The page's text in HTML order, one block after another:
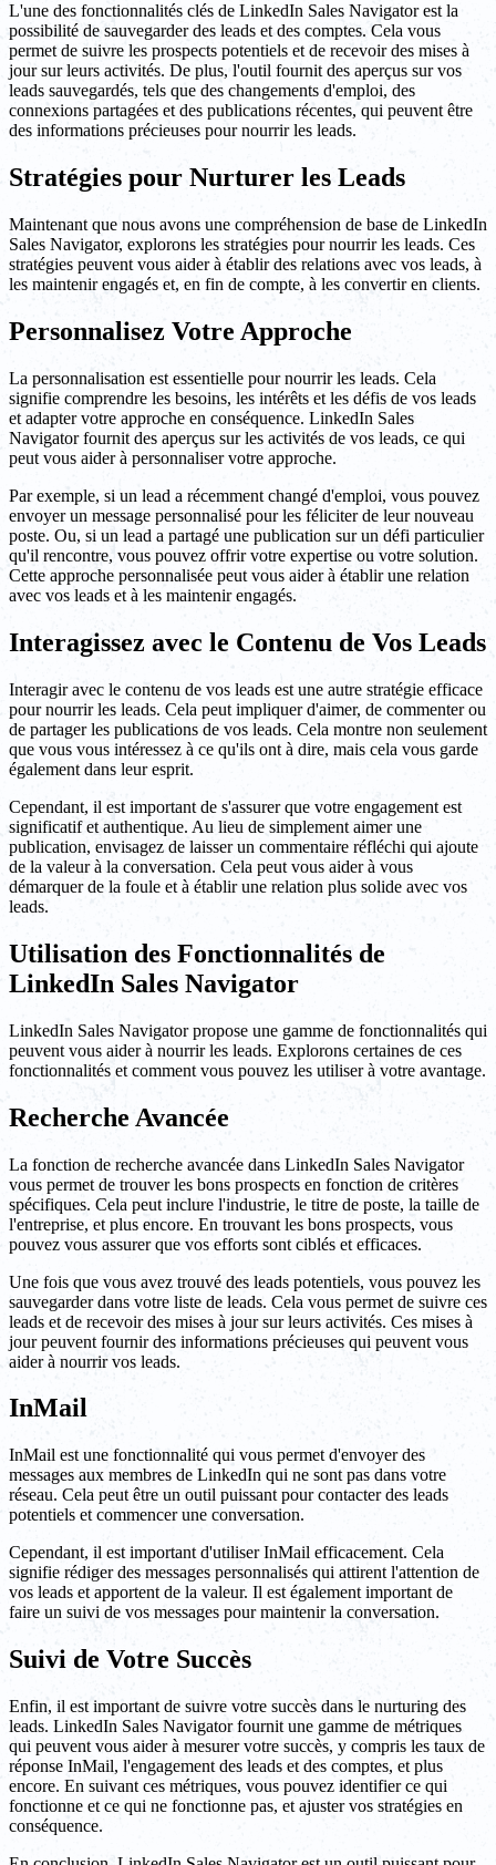
L'une des fonctionnalités clés de LinkedIn Sales Navigator est la
possibilité de sauvegarder des leads et des comptes. Cela vous
permet de suivre les prospects potentiels et de recevoir des mises à
jour sur leurs activités. De plus, l'outil fournit des aperçus sur vos
leads sauvegardés, tels que des changements d'emploi, des
connexions partagées et des publications récentes, qui peuvent être
des informations précieuses pour nourrir les leads.
Stratégies pour Nurturer les Leads
Maintenant que nous avons une compréhension de base de LinkedIn
Sales Navigator, explorons les stratégies pour nourrir les leads. Ces
stratégies peuvent vous aider à établir des relations avec vos leads, à
les maintenir engagés et, en fin de compte, à les convertir en clients.
Personnalisez Votre Approche
La personnalisation est essentielle pour nourrir les leads. Cela
signifie comprendre les besoins, les intérêts et les défis de vos leads
et adapter votre approche en conséquence. LinkedIn Sales
Navigator fournit des aperçus sur les activités de vos leads, ce qui
peut vous aider à personnaliser votre approche.
Par exemple, si un lead a récemment changé d'emploi, vous pouvez
envoyer un message personnalisé pour les féliciter de leur nouveau
poste. Ou, si un lead a partagé une publication sur un défi particulier
qu'il rencontre, vous pouvez offrir votre expertise ou votre solution.
Cette approche personnalisée peut vous aider à établir une relation
avec vos leads et à les maintenir engagés.
Interagissez avec le Contenu de Vos Leads
Interagir avec le contenu de vos leads est une autre stratégie efficace
pour nourrir les leads. Cela peut impliquer d'aimer, de commenter ou
de partager les publications de vos leads. Cela montre non seulement
que vous vous intéressez à ce qu'ils ont à dire, mais cela vous garde
également dans leur esprit.
Cependant, il est important de s'assurer que votre engagement est
significatif et authentique. Au lieu de simplement aimer une
publication, envisagez de laisser un commentaire réfléchi qui ajoute
de la valeur à la conversation. Cela peut vous aider à vous
démarquer de la foule et à établir une relation plus solide avec vos
leads.
Utilisation des Fonctionnalités de
LinkedIn Sales Navigator
LinkedIn Sales Navigator propose une gamme de fonctionnalités qui
peuvent vous aider à nourrir les leads. Explorons certaines de ces
fonctionnalités et comment vous pouvez les utiliser à votre avantage.
Recherche Avancée
La fonction de recherche avancée dans LinkedIn Sales Navigator
vous permet de trouver les bons prospects en fonction de critères
spécifiques. Cela peut inclure l'industrie, le titre de poste, la taille de
l'entreprise, et plus encore. En trouvant les bons prospects, vous
pouvez vous assurer que vos efforts sont ciblés et efficaces.
Une fois que vous avez trouvé des leads potentiels, vous pouvez les
sauvegarder dans votre liste de leads. Cela vous permet de suivre ces
leads et de recevoir des mises à jour sur leurs activités. Ces mises à
jour peuvent fournir des informations précieuses qui peuvent vous
aider à nourrir vos leads.
InMail
InMail est une fonctionnalité qui vous permet d'envoyer des
messages aux membres de LinkedIn qui ne sont pas dans votre
réseau. Cela peut être un outil puissant pour contacter des leads
potentiels et commencer une conversation.
Cependant, il est important d'utiliser InMail efficacement. Cela
signifie rédiger des messages personnalisés qui attirent l'attention de
vos leads et apportent de la valeur. Il est également important de
faire un suivi de vos messages pour maintenir la conversation.
Suivi de Votre Succès
Enfin, il est important de suivre votre succès dans le nurturing des
leads. LinkedIn Sales Navigator fournit une gamme de métriques
qui peuvent vous aider à mesurer votre succès, y compris les taux de
réponse InMail, l'engagement des leads et des comptes, et plus
encore. En suivant ces métriques, vous pouvez identifier ce qui
fonctionne et ce qui ne fonctionne pas, et ajuster vos stratégies en
conséquence.